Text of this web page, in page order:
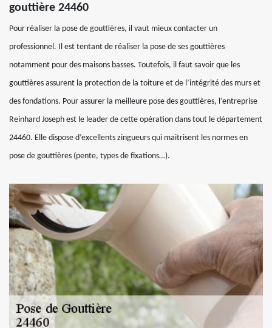
gouttière 24460
Pour réaliser la pose de gouttières, il vaut mieux contacter un
professionnel. Il est tentant de réaliser la pose de ses gouttières
notamment pour des maisons basses. Toutefois, il faut savoir que les
gouttières assurent la protection de la toiture et de l’intégrité des murs et
des fondations. Pour assurer la meilleure pose des gouttières, l’entreprise
Reinhard Joseph est le leader de cette opération dans tout le département
24460. Elle dispose d’excellents zingueurs qui maitrisent les normes en
pose de gouttières (pente, types de fixations…).